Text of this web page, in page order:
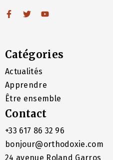
Catégories
Actualités
Apprendre
Être ensemble
Contact
+33 617 86 32 96
bonjour@orthodoxie.com
24 avenue Roland Garros